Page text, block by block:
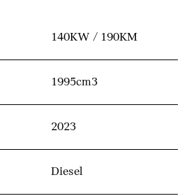
140KW / 190KM
1995cm3
2023
Diesel